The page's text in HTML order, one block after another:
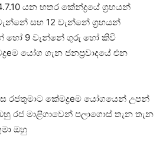
යන හතර කේන්ද්‍රයේ ග්‍රහයන්
සහ 12 වැන්නේ ග්‍රහයන්
හෝ 9 වැන්නේ ගුරු හෝ කිවි
යෝග ගැන ජනප්‍රවාදයේ එන
රජතුමාට කේමද්‍රeම යෝගයෙන් උපන්
රජ මාළිගාවෙන් පලාගොස්‌ තැන තැන
ඔහු